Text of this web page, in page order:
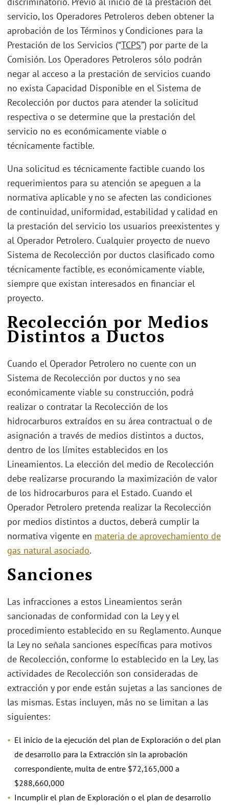
servicio, los Operadores Petroleros deben obtener la
aprobación de los Términos y Condiciones para la
Prestación de los Servicios (“TCPS”) por parte de la
Comisión. Los Operadores Petroleros sólo podrán
negar al acceso a la prestación de servicios cuando
no exista Capacidad Disponible en el Sistema de
Recolección por ductos para atender la solicitud
respectiva o se determine que la prestación del
servicio no es económicamente viable o
técnicamente factible.
Una solicitud es técnicamente factible cuando los
requerimientos para su atención se apeguen a la
normativa aplicable y no se afecten las condiciones
de continuidad, uniformidad, estabilidad y calidad en
la prestación del servicio los usuarios preexistentes y
al Operador Petrolero. Cualquier proyecto de nuevo
Sistema de Recolección por ductos clasificado como
técnicamente factible, es económicamente viable,
siempre que existan interesados en financiar el
proyecto.
Recolección por Medios
Distintos a Ductos
Cuando el Operador Petrolero no cuente con un
Sistema de Recolección por ductos y no sea
económicamente viable su construcción, podrá
realizar o contratar la Recolección de los
hidrocarburos extraídos en su área contractual o de
asignación a través de medios distintos a ductos,
dentro de los límites establecidos en los
Lineamientos. La elección del medio de Recolección
debe realizarse procurando la maximización de valor
de los hidrocarburos para el Estado. Cuando el
Operador Petrolero pretenda realizar la Recolección
por medios distintos a ductos, deberá cumplir la
normativa vigente en materia de aprovechamiento de
gas natural asociado.
Sanciones
Las infracciones a estos Lineamientos serán
sancionadas de conformidad con la Ley y el
procedimiento establecido en su Reglamento. Aunque
la Ley no señala sanciones específicas para motivos
de Recolección, conforme lo establecido en la Ley, las
actividades de Recolección son consideradas de
extracción y por ende están sujetas a las sanciones de
las mismas. Estas incluyen, más no se limitan a las
siguientes:
El inicio de la ejecución del plan de Exploración o del plan
de desarrollo para la Extracción sin la aprobación
correspondiente, multa de entre $72,165,000 a
$288,660,000
Incumplir el plan de Exploración o el plan de desarrollo